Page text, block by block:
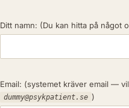
Ditt namn: (Du kan hitta på något
Email: (systemet kräver email —
dummy@psykpatient.se )